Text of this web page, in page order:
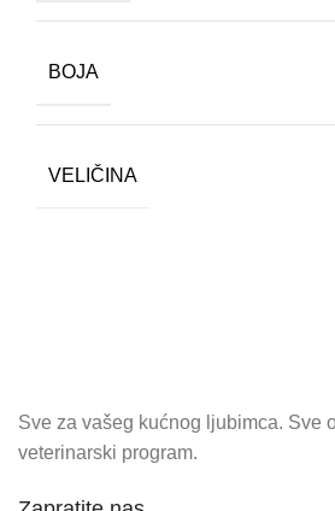
BOJA
VELIČINA
Sve za vašeg kućnog ljubimca. Sve
veterinarski program.